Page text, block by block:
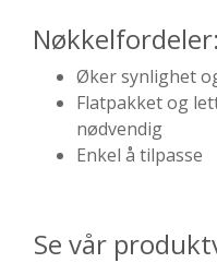
Nøkkelfordeler:
Øker synlighet
Flatpakket og
nødvendig
Enkel å tilpasse
Se vår